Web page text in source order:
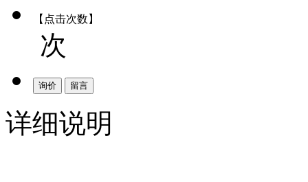
【点击次数】
次
询价 留言
详细说明